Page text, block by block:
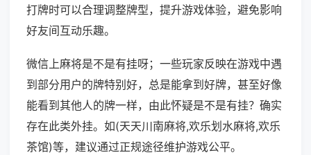
打牌时可以合理调整牌型，提升游戏体验，避免影响
好友间互动乐趣。
微信上麻将是不是有挂呀；一些玩家反映在游戏中遇
到部分用户的牌特别好，总是能拿到好牌，甚至好像
能看到其他人的牌一样，由此怀疑是不是有挂？确实
存在此类外挂。如(天天川南麻将,欢乐划水麻将,欢乐
茶馆)等，建议通过正规途径维护游戏公平。